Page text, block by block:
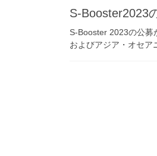
S-Booster2023
S-Booster 2023の公
およびアジア・オセ